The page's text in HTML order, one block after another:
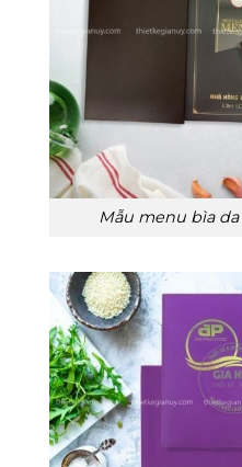
Mẫu menu bìa